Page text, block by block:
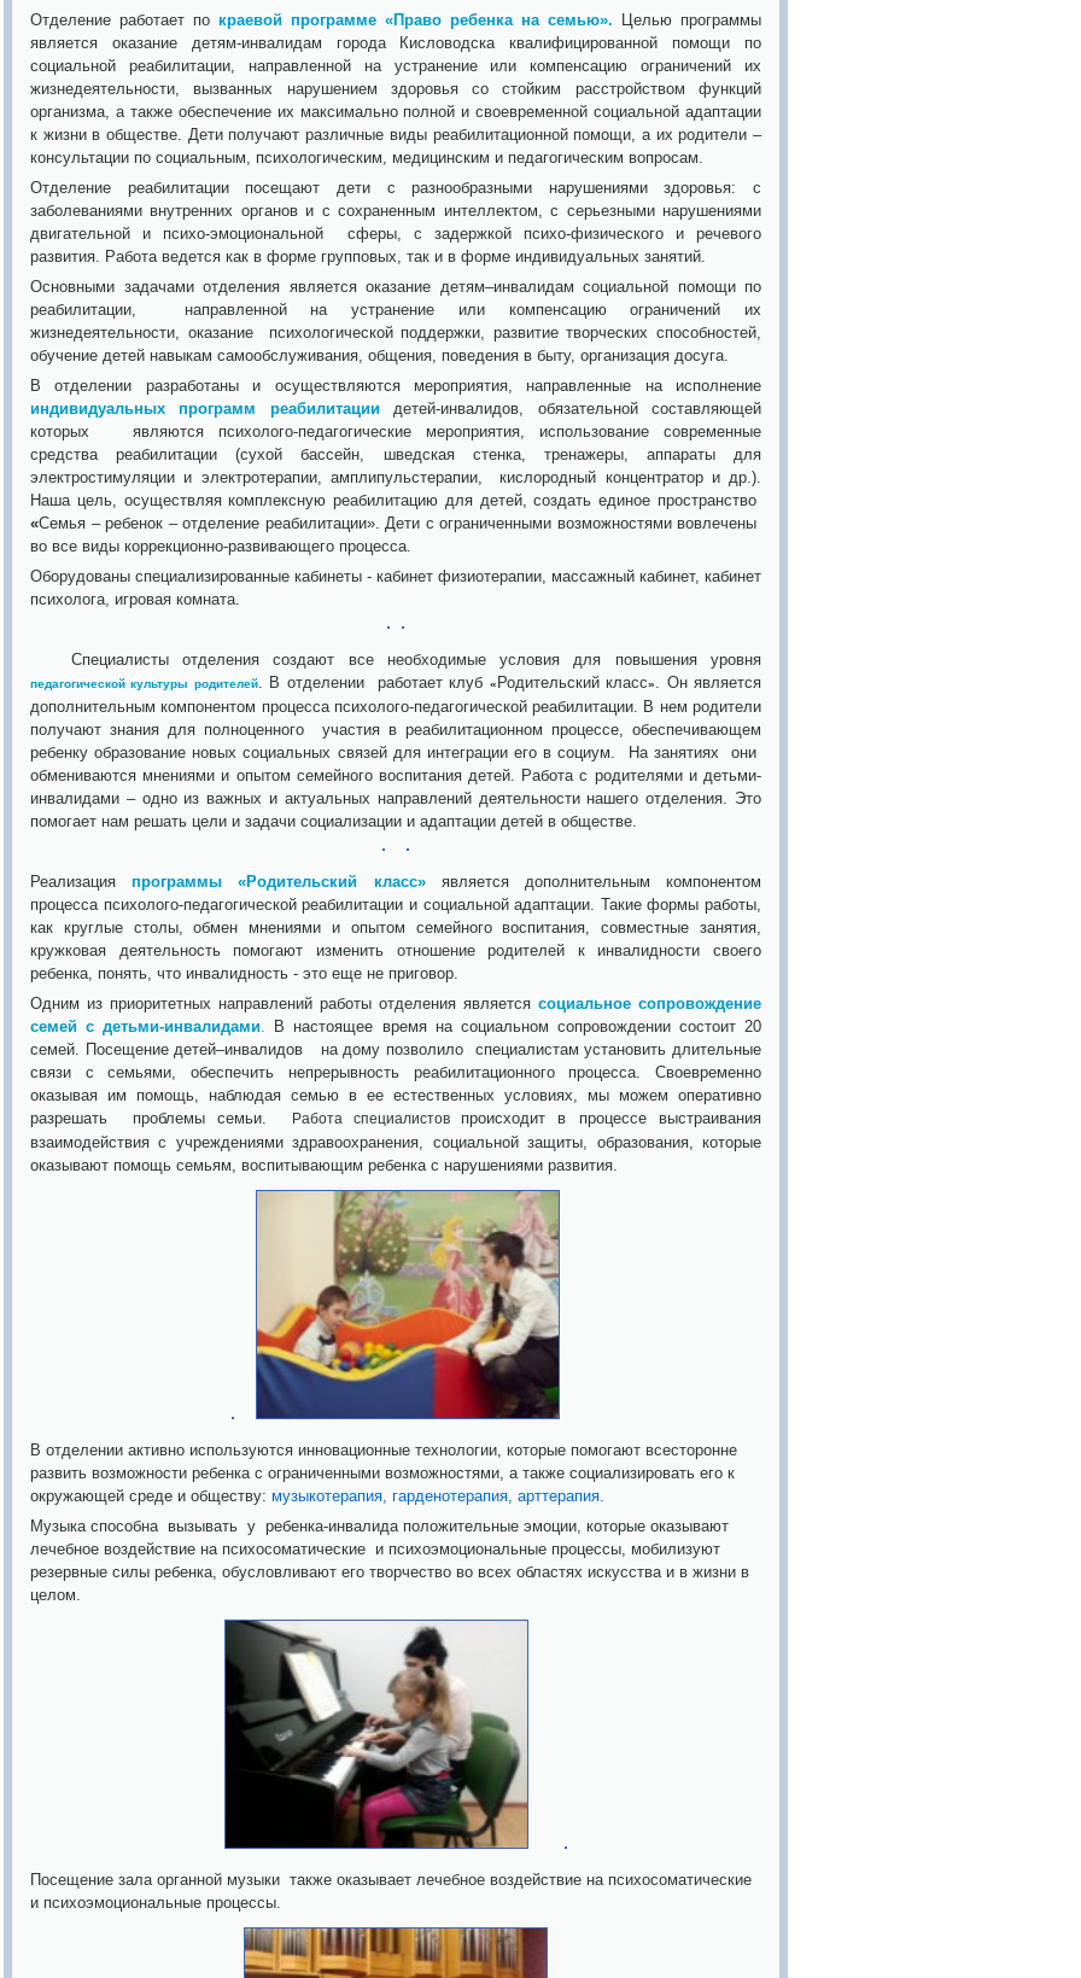
Отделение работает по краевой программе «Право ребенка на семью». Целью программы
является оказание детям-инвалидам города Кисловодска квалифицированной помощи по
социальной реабилитации, направленной на устранение или компенсацию ограничений их
жизнедеятельности, вызванных нарушением здоровья со стойким расстройством функций
организма, а также обеспечение их максимально полной и своевременной социальной адаптации
к жизни в обществе. Дети получают различные виды реабилитационной помощи, а их родители –
консультации по социальным, психологическим, медицинским и педагогическим вопросам.
Отделение реабилитации посещают дети с разнообразными нарушениями здоровья: с
заболеваниями внутренних органов и с сохраненным интеллектом, с серьезными нарушениями
двигательной и психо-эмоциональной сферы, с задержкой психо-физического и речевого
развития. Работа ведется как в форме групповых, так и в форме индивидуальных занятий.
Основными задачами отделения является оказание детям–инвалидам социальной помощи по
реабилитации, направленной на устранение или компенсацию ограничений их
жизнедеятельности, оказание психологической поддержки, развитие творческих способностей,
обучение детей навыкам самообслуживания, общения, поведения в быту, организация досуга.
В отделении разработаны и осуществляются мероприятия, направленные на исполнение
индивидуальных программ реабилитации
детей-инвалидов, обязательной составляющей
которых являются психолого-педагогические мероприятия, использование современные
средства реабилитации (сухой бассейн, шведская стенка, тренажеры, аппараты для
электростимуляции и электротерапии, амплипульстерапии, кислородный концентратор и др.).
Наша цель, осуществляя комплексную реабилитацию для детей, создать единое пространство
«Семья – ребенок – отделение реабилитации». Дети с ограниченными возможностями вовлечены
во все виды коррекционно-развивающего процесса.
Оборудованы специализированные кабинеты - кабинет физиотерапии, массажный кабинет, кабинет
психолога, игровая комната.
Специалисты отделения создают все необходимые условия для повышения уровня
педагогической культуры родителей. В отделении работает клуб « Родительский класс». Он является
дополнительным компонентом процесса психолого-педагогической реабилитации. В нем родители
получают знания для полноценного участия в реабилитационном процессе, обеспечивающем
ребенку образование новых социальных связей для интеграции его в социум. На занятиях они
обмениваются мнениями и опытом семейного воспитания детей. Работа с родителями и детьми-
инвалидами – одно из важных и актуальных направлений деятельности нашего отделения. Это
помогает нам решать цели и задачи социализации и адаптации детей в обществе.
Реализацияпрограммы «Родительский класс»
является дополнительным компонентом
процесса психолого-педагогической реабилитации и социальной адаптации. Такие формы работы,
как круглые столы, обмен мнениями и опытом семейного воспитания, совместные занятия,
кружковая деятельность помогают изменить отношение родителей к инвалидности своего
ребенка, понять, что инвалидность - это еще не приговор.
Одним из приоритетных направлений работы отделения является социальное сопровождение
семей с детьми-инвалидами. В настоящее время на социальном сопровождении состоит 20
семей. Посещение детей–инвалидов на дому позволило специалистам установить длительные
связи с семьями, обеспечить непрерывность реабилитационного процесса. Своевременно
оказывая им помощь, наблюдая семью в ее естественных условиях, мы можем оперативно
разрешать проблемы семьи.
Работа специалистов происходит в процессе выстраивания
взаимодействия с учреждениями здравоохранения, социальной защиты, образования, которые
оказывают помощь семьям, воспитывающим ребенка с нарушениями развития.
В отделении активно используются инновационные технологии, которые помогают всесторонне
развить возможности ребенка с ограниченными возможностями, а также социализировать его к
окружающей среде и обществу: музыкотерапия, гарденотерапия, арттерапия.
Музыка способна вызывать у ребенка-инвалида положительные эмоции, которые оказывают
лечебное воздействие на психосоматические и психоэмоциональные процессы, мобилизуют
резервные силы ребенка, обусловливают его творчество во всех областях искусства и в жизни в
целом.
Посещение зала органной музыки также оказывает лечебное воздействие на психосоматические
и психоэмоциональные процессы.